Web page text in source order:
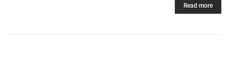
Read more